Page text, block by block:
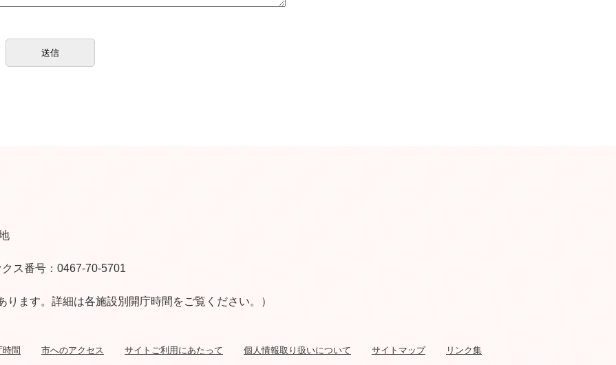
クス番号：0467-70-5701
ります。詳細は各施設別開庁時間をご覧ください。）
時間 市へのアクセス サイトご利用にあたって 個人情報取り扱いについて サイトマップ リンク集